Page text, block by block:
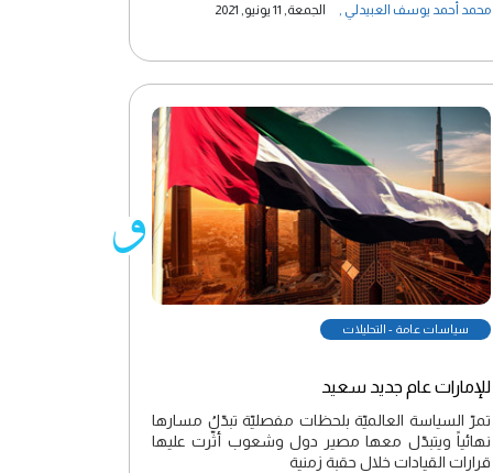
محمد أحمد يوسف العبيدلي الجمعة, 11 يونيو, 2021
سياسات عامة - التحليلات
للإمارات عام جديد سعيد
تمرّ السياسة العالميّة بلحظات مفصليّة تبدّلُ مسارها
نهائياً ويتبدّل معها مصير دول وشعوب أثّرت عليها
قرارات القيادات خلال حقبة زمنية